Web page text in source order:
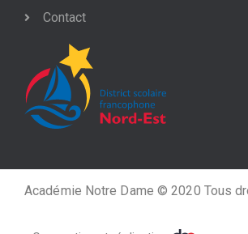
Contact
Académie Notre Dame © 2020 Tous